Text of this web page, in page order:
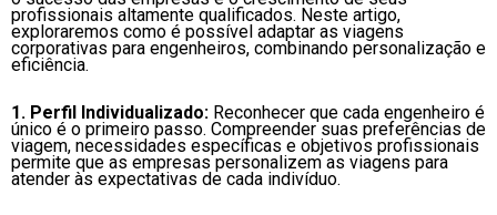
profissionais altamente qualificados. Neste artigo,
exploraremos como é possível adaptar as viagens
corporativas para engenheiros, combinando personalização e
eficiência.
1. Perfil Individualizado: Reconhecer que cada engenheiro é
único é o primeiro passo. Compreender suas preferências de
viagem, necessidades específicas e objetivos profissionais
permite que as empresas personalizem as viagens para
atender às expectativas de cada indivíduo.